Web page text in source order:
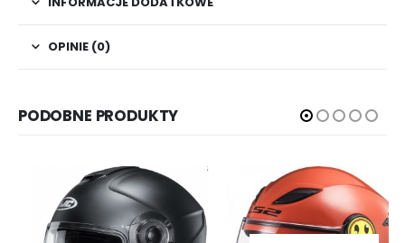
OPINIE (0)
PODOBNE PRODUKTY